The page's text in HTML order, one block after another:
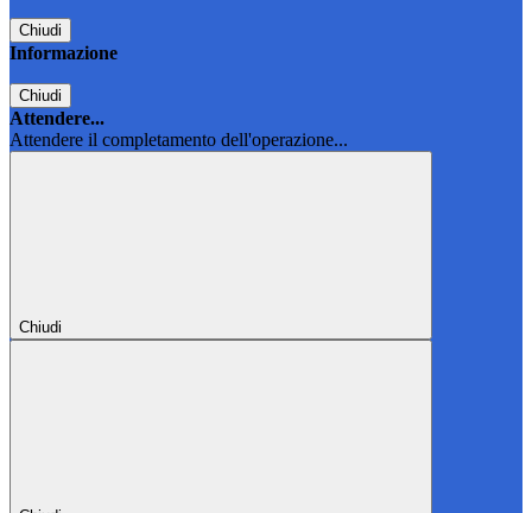
Chiudi
Informazione
Chiudi
Attendere...
Attendere il completamento dell'operazione...
Chiudi